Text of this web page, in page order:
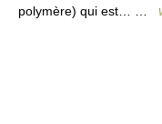
polymère) qui est… …